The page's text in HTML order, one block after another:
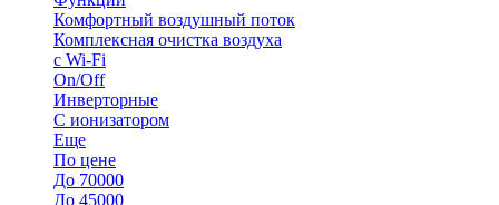
Комфортный воздушный поток
Комплексная очистка воздуха
с Wi-Fi
On/Off
Инверторные
С ионизатором
Еще
По цене
До 70000
До 45000